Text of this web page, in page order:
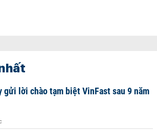
gửi lời chào tạm biệt VinFast sau 9 năm